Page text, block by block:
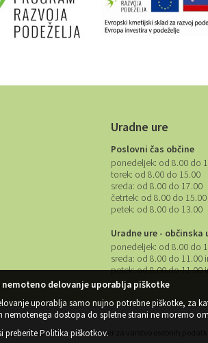
Uradne ure
Poslovni čas občine
ponedeljek: od 8.00 do
torek: od 8.00 do 15.00
sreda: od 8.00 do 17.00
četrtek: od 8.00 do 15.00
petek: od 8.00 do 13.00
Uradne ure - občinska
ponedeljek: od 8.00 do
sreda: od 8.00 do 11.00
petek:od 8.00 do 11.00
spletne strani
| Center za varstvo osebnih
nemoteno delovanje uporablja piškotke
uporablja samo nujno potrebne piškotke, za
nemotenega dostopa do spletne strani ne moremo
preberitePolitika piškotkov.